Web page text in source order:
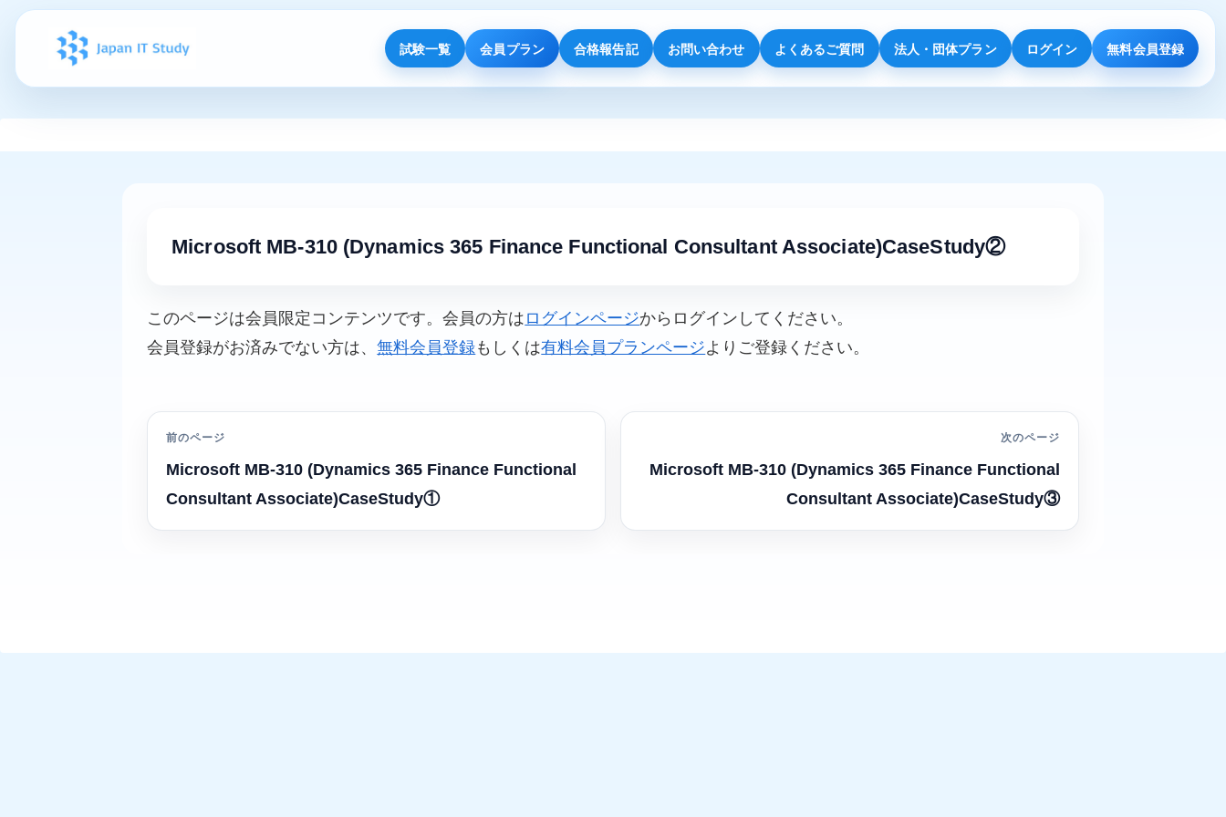
試験一覧 会員プラン 合格報告記 お問い合わせ よくあるご質問 法人・団体プラン ログイン 無料会員登録
Microsoft MB-310 (Dynamics 365 Finance Functional Consultant Associate)CaseStudy②
このページは会員限定コンテンツです。会員の方は ログインページからログインしてください。
会員登録がお済みでない方は、無料会員登録もしくは有料会員プランページよりご登録ください。
前のページ
Microsoft MB-310 (Dynamics 365 Finance Functional
Consultant Associate)CaseStudy①
次のページ
Microsoft MB-310 (Dynamics 365 Finance Functional
Consultant Associate)CaseStudy③